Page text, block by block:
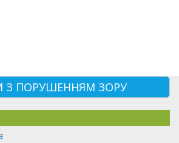
ПОРУШЕННЯМ ЗОРУ